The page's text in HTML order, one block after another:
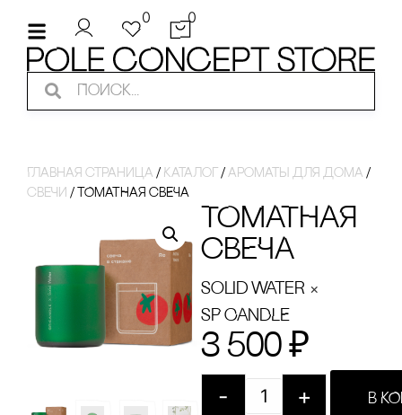
0 0
Главная страница / Каталог / ароматы для дома /
свечи / ТОМАТНАЯ сВЕЧА
ТОМАТНАЯ
сВЕЧА
Solid Water ×
SP CANDLE
3 500 ₽
- + В